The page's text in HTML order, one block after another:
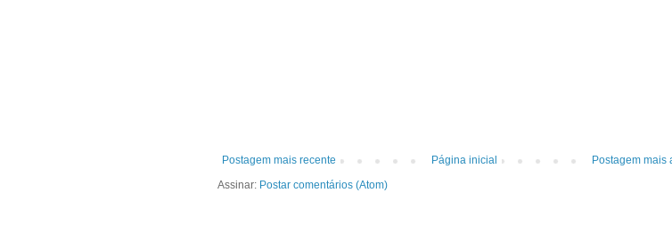
Postagem mais recente Postagem mais
Página inicial
Assinar: Postar comentários (Atom)